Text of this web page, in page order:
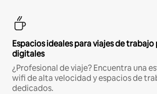
Espacios ideales para viajes de
digitales
¿Profesional de viaje? Encuentra una
wifi de alta velocidad y espacios de
dedicados.